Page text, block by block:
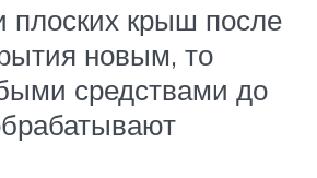
плоских крыш после
новым, то
средствами до